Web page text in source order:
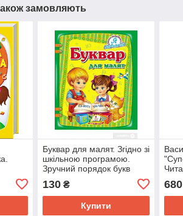
замовляють
Буквар для малят. Згідно зі
шкільною програмою.
Зручний порядок букв
130₴
Купити
680